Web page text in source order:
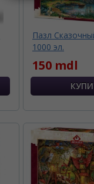
Пазл
1000 эл.
150 mdl